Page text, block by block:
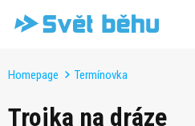
Homepage Termínovka
Trojka na dráze